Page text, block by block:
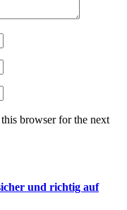
browser for the next
und richtig auf